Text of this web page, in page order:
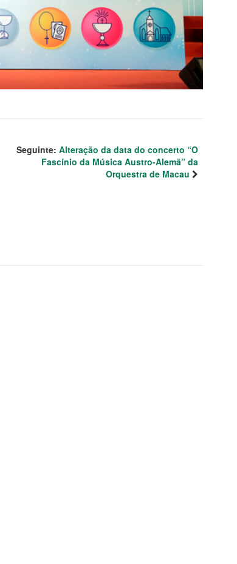
Seguinte: Alteração da data do concerto “O
Fascínio da Música Austro-Alemã” da
Orquestra de Macau